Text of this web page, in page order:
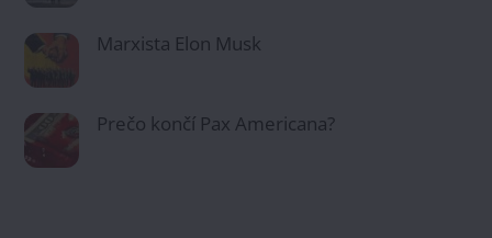
Marxista Elon Musk
Prečo končí Pax Americana?